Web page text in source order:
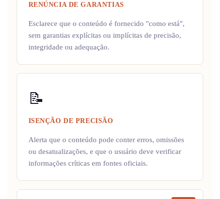
RENÚNCIA DE GARANTIAS
Esclarece que o conteúdo é fornecido "como está",
sem garantias explícitas ou implícitas de precisão,
integridade ou adequação.
📝
ISENÇÃO DE PRECISÃO
Alerta que o conteúdo pode conter erros, omissões
ou desatualizações, e que o usuário deve verificar
informações críticas em fontes oficiais.